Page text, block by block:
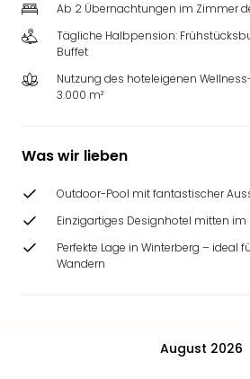
Ab 2 Übernachtungen im Zimmer
Tägliche Halbpension:
Buffet
Nutzung des hoteleigenen
3.000 m²
Was wir lieben
Outdoor-Pool mit fantastischer
Einzigartiges Designhotel mitten im
Perfekte Lage in Winterberg – ideal
Wandern
August 2026